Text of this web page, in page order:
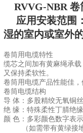
RVVG-NBR 卷
应用安装范围
湿的室内或室外
卷筒用电缆特性
缆芯之间加有黄麻绳承
又保持柔软性。
卷筒用电缆产品性能佳，
卷筒电缆结构
导 体：多股精绞无氧铜
绝 缘：特殊柔性丁腈绝缘
颜 色：多彩颜色数字表示
（如需带有黄绿接地